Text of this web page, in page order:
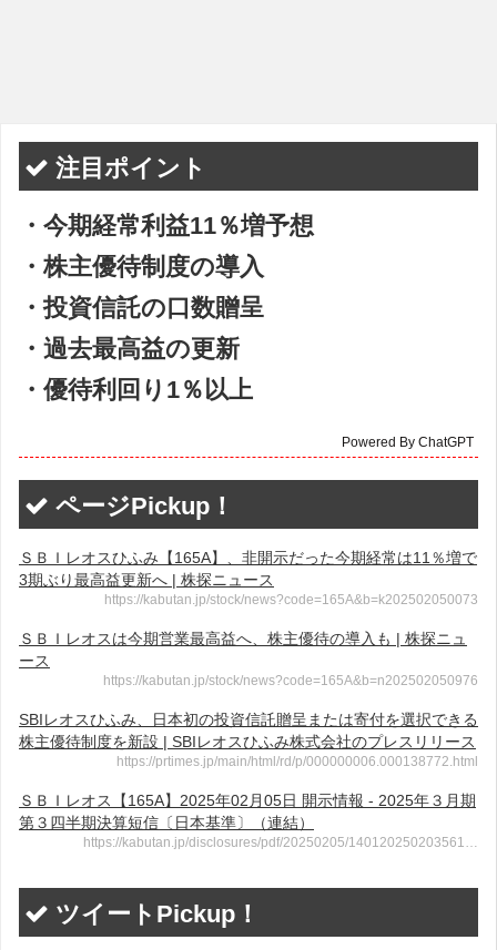
注目ポイント
・今期経常利益11％増予想
・株主優待制度の導入
・投資信託の口数贈呈
・過去最高益の更新
・優待利回り1％以上
Powered By ChatGPT
ページPickup！
ＳＢＩレオスひふみ【165A】、非開示だった今期経常は11％増で
3期ぶり最高益更新へ | 株探ニュース
https://kabutan.jp/stock/news?code=165A&b=k202502050073
ＳＢＩレオスは今期営業最高益へ、株主優待の導入も | 株探ニュ
ース
https://kabutan.jp/stock/news?code=165A&b=n202502050976
SBIレオスひふみ、日本初の投資信託贈呈または寄付を選択できる
株主優待制度を新設 | SBIレオスひふみ株式会社のプレスリリース
https://prtimes.jp/main/html/rd/p/000000006.000138772.html
ＳＢＩレオス【165A】2025年02月05日 開示情報 - 2025年３月期
第３四半期決算短信〔日本基準〕（連結）
https://kabutan.jp/disclosures/pdf/20250205/140120250203561…
ツイートPickup！